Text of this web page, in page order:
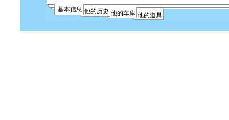
基本信息 他的历史 他的车库 他的道具